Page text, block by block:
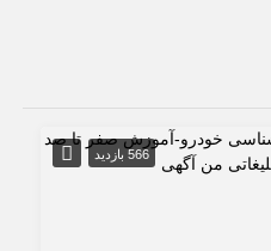
566 بازدید